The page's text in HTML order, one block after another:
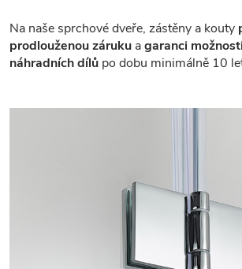
Na naše sprchové dveře, zástěny a kouty
prodlouženou záruku agaranci
náhradních dílů po dobu minimálně 10